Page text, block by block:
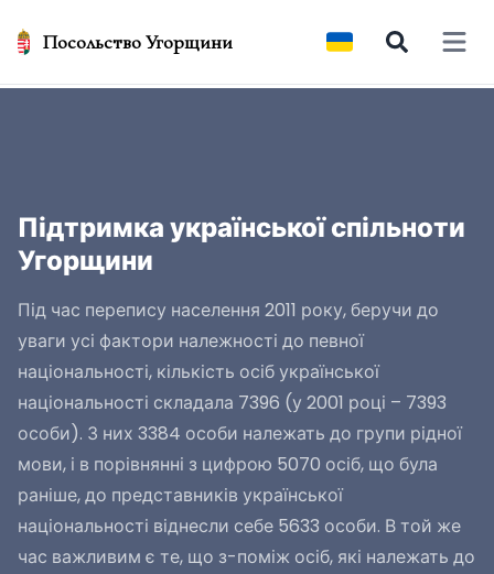
Посольство Угорщини Open
Підтримка української спільноти
Угорщини
Під час перепису населення 2011 року, беручи до
уваги усі фактори належності до певної
національності, кількість осіб української
національності складала 7396 (у 2001 році – 7393
особи). З них 3384 особи належать до групи рідної
мови, і в порівнянні з цифрою 5070 осіб, що була
раніше, до представників української
національності віднесли себе 5633 особи. В той же
час важливим є те, що з-поміж осіб, які належать до